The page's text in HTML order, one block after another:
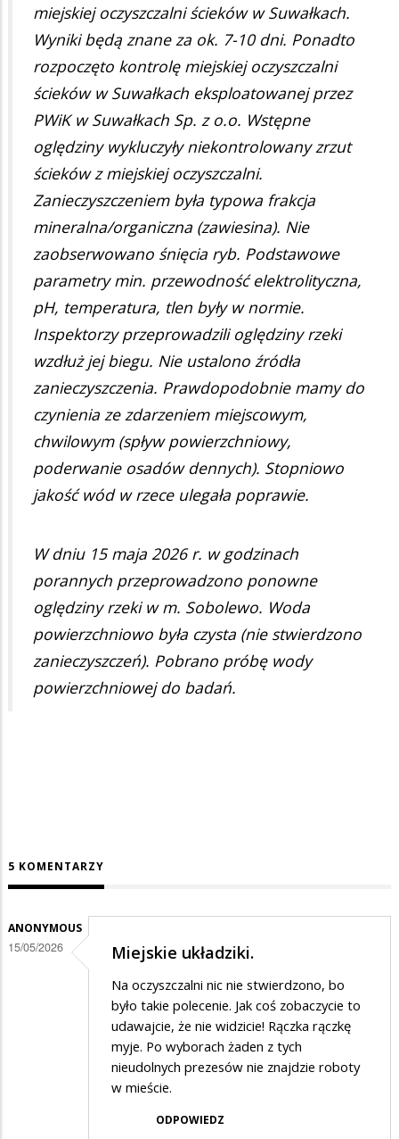
miejskiej oczyszczalni ścieków w Suwałkach.
Wyniki będą znane za ok. 7-10 dni. Ponadto
rozpoczęto kontrolę miejskiej oczyszczalni
ścieków w Suwałkach eksploatowanej przez
PWiK w Suwałkach Sp. z o.o. Wstępne
oględziny wykluczyły niekontrolowany zrzut
ścieków z miejskiej oczyszczalni.
Zanieczyszczeniem była typowa frakcja
mineralna/organiczna (zawiesina). Nie
zaobserwowano śnięcia ryb. Podstawowe
parametry min. przewodność elektrolityczna,
pH, temperatura, tlen były w normie.
Inspektorzy przeprowadzili oględziny rzeki
wzdłuż jej biegu. Nie ustalono źródła
zanieczyszczenia. Prawdopodobnie mamy do
czynienia ze zdarzeniem miejscowym,
chwilowym (spływ powierzchniowy,
poderwanie osadów dennych). Stopniowo
jakość wód w rzece ulegała poprawie.
W dniu 15 maja 2026 r. w godzinach
porannych przeprowadzono ponowne
oględziny rzeki w m. Sobolewo. Woda
powierzchniowo była czysta (nie stwierdzono
zanieczyszczeń). Pobrano próbę wody
powierzchniowej do badań.
5 KOMENTARZY
ANONYMOUS
15/05/2026 Miejskie układziki.
Na oczyszczalni nic nie stwierdzono, bo
było takie polecenie. Jak coś zobaczycie to
udawajcie, że nie widzicie! Rączka rączkę
myje. Po wyborach żaden z tych
nieudolnych prezesów nie znajdzie roboty
w mieście.
ODPOWIEDZ